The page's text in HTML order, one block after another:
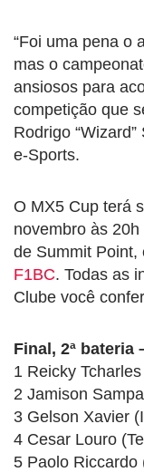
“Foi uma pena o
mas o
ansiosos para
competição que
Rodrigo
e-Sports.
O MX5 Cup terá
novembro às
de Summit Point,
F1BC. Todas as
Clube você
Final, 2ª bateria
1 Reicky
2 Jamison
3 Gelson Xavier
4 Cesar Louro
5 Paolo Riccardo